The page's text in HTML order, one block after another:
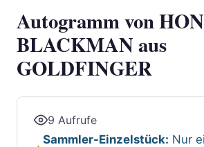
Autogramm von
BLACKMAN aus
GOLDFINGER
9 Aufrufe
Sammler-Einzelstück: Nur